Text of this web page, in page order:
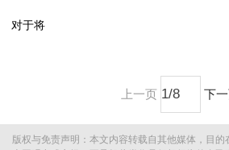
对于将
上一页 下
版权与免责声明：本文内容转载自其他媒体，目